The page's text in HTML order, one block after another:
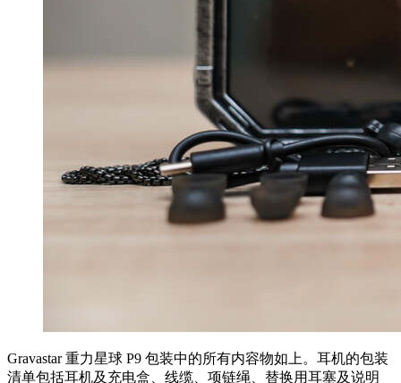
Gravastar 重力星球 P9 包装中的所有内容物如上。耳机的包装
清单包括耳机及充电盒、线缆、项链绳、替换用耳塞及说明